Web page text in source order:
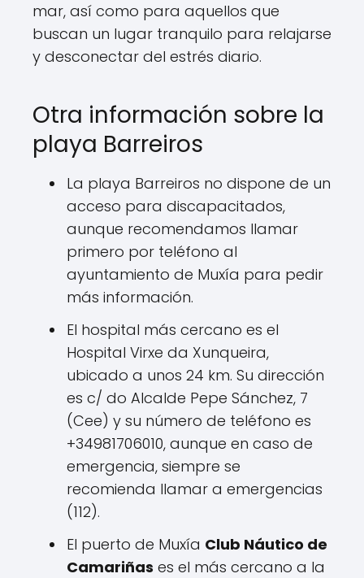
mar, así como para aquellos que
buscan un lugar tranquilo para relajarse
y desconectar del estrés diario.
Otra información sobre la
playa Barreiros
La playa Barreiros no dispone de un
acceso para discapacitados,
aunque recomendamos llamar
primero por teléfono al
ayuntamiento de Muxía para pedir
más información.
El hospital más cercano es el
Hospital Virxe da Xunqueira,
ubicado a unos 24 km. Su dirección
es c/ do Alcalde Pepe Sánchez, 7
(Cee) y su número de teléfono es
+34981706010, aunque en caso de
emergencia, siempre se
recomienda llamar a emergencias
(112).
El puerto de Muxía Club Náutico de
Camariñas es el más cercano a la